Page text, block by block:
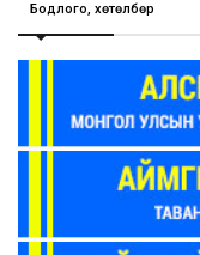
Бодлого, хөтөлбөр